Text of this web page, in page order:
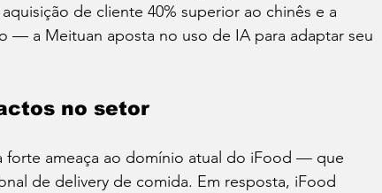
de cliente 40% superior ao chinês e a
— a Meituan aposta no uso de IA para adaptar seu
no setor
forte ameaça ao domínio atual do iFood — que
de delivery de comida. Em resposta, iFood